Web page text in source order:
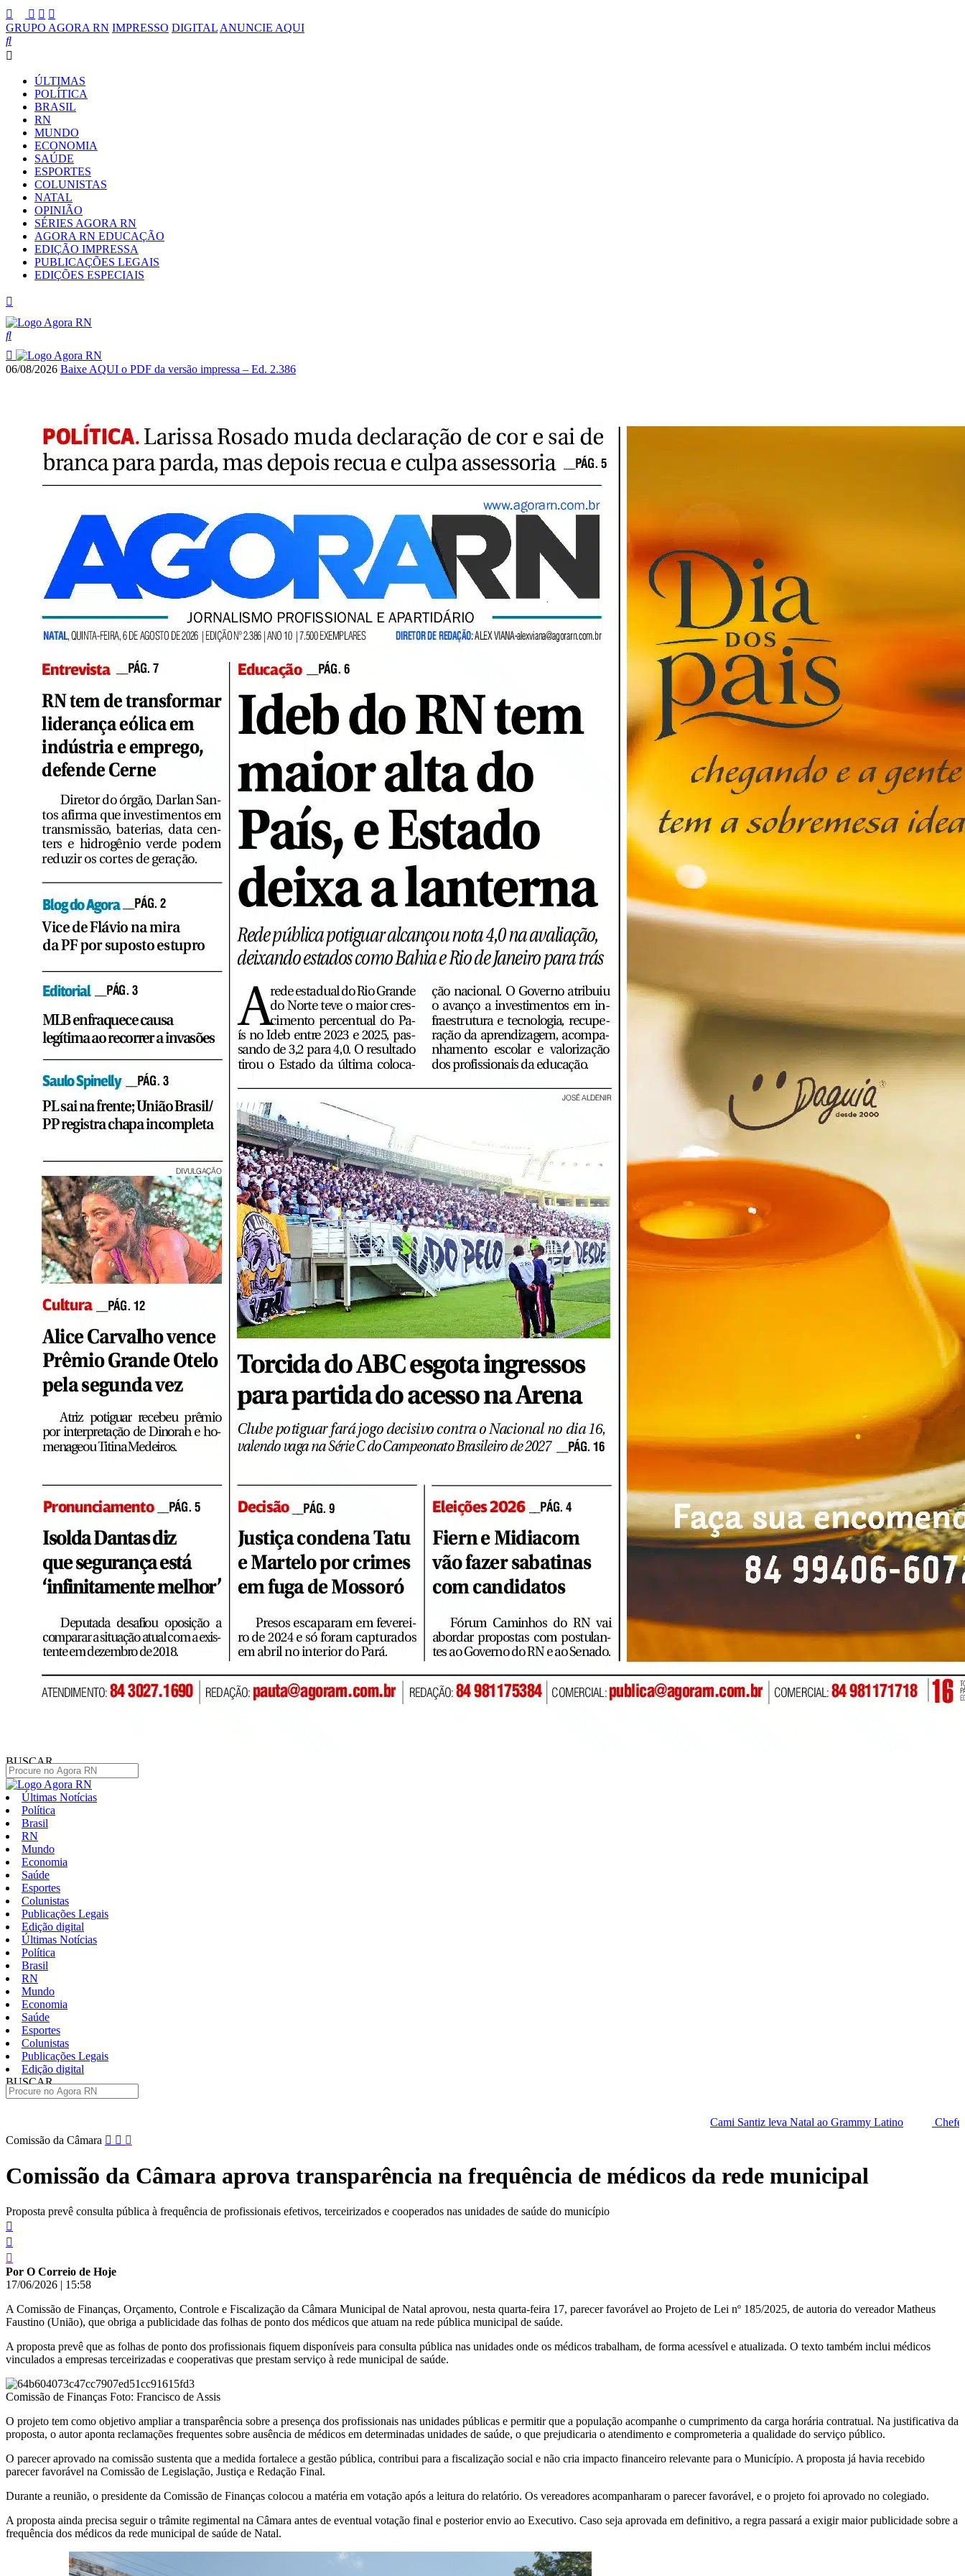
GRUPO AGORA RN IMPRESSO DIGITAL ANUNCIE AQUI
ÚLTIMAS
POLÍTICA
BRASIL
RN
MUNDO
ECONOMIA
SAÚDE
ESPORTES
COLUNISTAS
NATAL
OPINIÃO
SÉRIES AGORA RN
AGORA RN EDUCAÇÃO
EDIÇÃO IMPRESSA
PUBLICAÇÕES LEGAIS
EDIÇÕES ESPECIAIS
06/08/2026 Baixe AQUI o PDF da versão impressa – Ed. 2.386
BUSCAR
Últimas Notícias
Política
Brasil
RN
Mundo
Economia
Saúde
Esportes
Colunistas
Publicações Legais
Edição digital
Últimas Notícias
Política
Brasil
RN
Mundo
Economia
Saúde
Esportes
Colunistas
Publicações Legais
Edição digital
BUSCAR
Cami Santiz leva Natal ao Grammy Latino
Chefes da PF saem em
Pular
conteúdo
Comissão da Câmara
Comissão da Câmara aprova transparência na frequência de médicos da rede municipal
Proposta prevê consulta pública à frequência de profissionais efetivos, terceirizados e cooperados nas unidades de saúde do município
Por O Correio de Hoje
17/06/2026 | 15:58
A Comissão de Finanças, Orçamento, Controle e Fiscalização da Câmara Municipal de Natal aprovou, nesta quarta-feira 17, parecer favorável ao Projeto de Lei nº 185/2025, de autoria do vereador Matheus
Faustino (União), que obriga a publicidade das folhas de ponto dos médicos que atuam na rede pública municipal de saúde.
A proposta prevê que as folhas de ponto dos profissionais fiquem disponíveis para consulta pública nas unidades onde os médicos trabalham, de forma acessível e atualizada. O texto também inclui médicos
vinculados a empresas terceirizadas e cooperativas que prestam serviço à rede municipal de saúde.
Comissão de Finanças Foto: Francisco de Assis
O projeto tem como objetivo ampliar a transparência sobre a presença dos profissionais nas unidades públicas e permitir que a população acompanhe o cumprimento da carga horária contratual. Na justificativa da
proposta, o autor aponta reclamações frequentes sobre ausência de médicos em determinadas unidades de saúde, o que prejudicaria o atendimento e comprometeria a qualidade do serviço público.
O parecer aprovado na comissão sustenta que a medida fortalece a gestão pública, contribui para a fiscalização social e não cria impacto financeiro relevante para o Município. A proposta já havia recebido
parecer favorável na Comissão de Legislação, Justiça e Redação Final.
Durante a reunião, o presidente da Comissão de Finanças colocou a matéria em votação após a leitura do relatório. Os vereadores acompanharam o parecer favorável, e o projeto foi aprovado no colegiado.
A proposta ainda precisa seguir o trâmite regimental na Câmara antes de eventual votação final e posterior envio ao Executivo. Caso seja aprovada em definitivo, a regra passará a exigir maior publicidade sobre a
frequência dos médicos da rede municipal de saúde de Natal.